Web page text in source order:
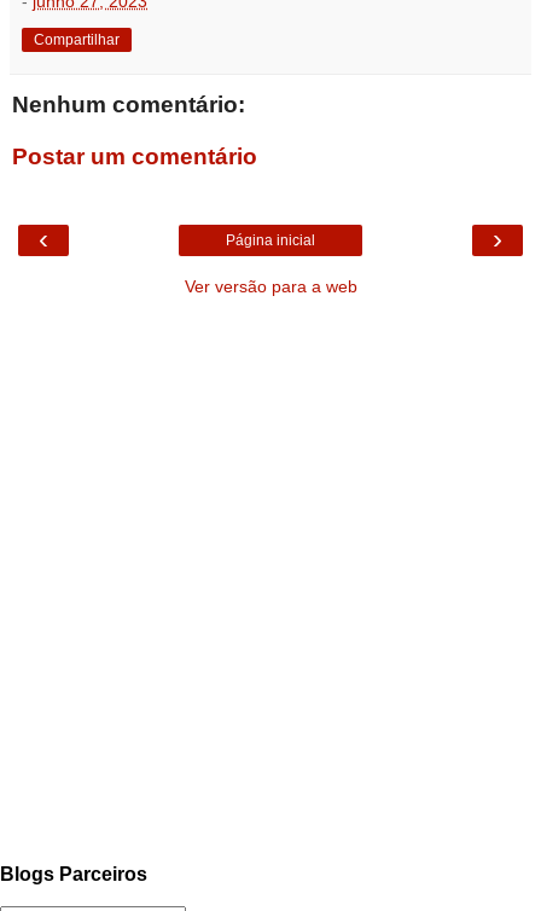
Compartilhar
Nenhum comentário:
Postar um comentário
‹ ›
Página inicial
Ver versão para a web
Blogs Parceiros